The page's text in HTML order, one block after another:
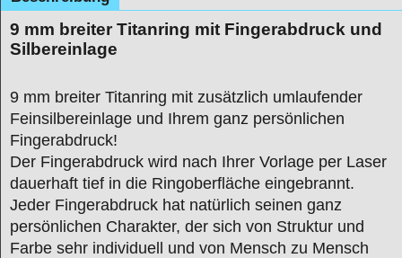
9 mm breiter Titanring mit Fingerabdruck und
Silbereinlage
9 mm breiter Titanring mit zusätzlich umlaufender
Feinsilbereinlage und Ihrem ganz persönlichen
Fingerabdruck!
Der Fingerabdruck wird nach Ihrer Vorlage per Laser
dauerhaft tief in die Ringoberfläche eingebrannt.
Jeder Fingerabdruck hat natürlich seinen ganz
persönlichen Charakter, der sich von Struktur und
Farbe sehr individuell und von Mensch zu Mensch